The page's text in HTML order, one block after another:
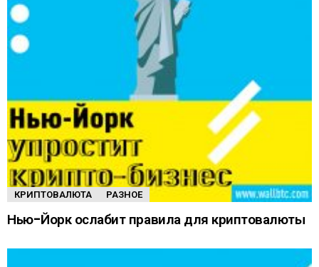
КРИПТОВАЛЮТА РАЗНОЕ
Нью-Йорк ослабит правила для криптовалюты